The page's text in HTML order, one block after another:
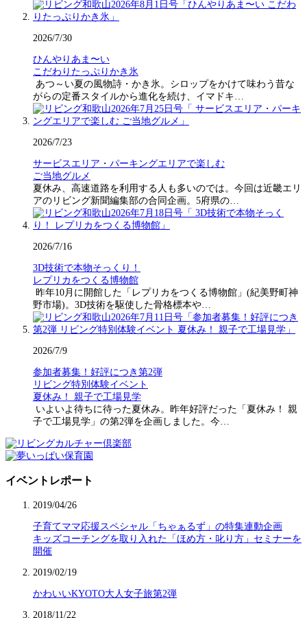
2026/7/30
ひんやりあま〜い
こだわりたっぷりかき氷
あつ～い夏の風物詩・かき氷。シロップをかけて味わう昔な
がらの定番スタイルから進化を続け、イマドキ…
2026/7/23
サービスエリア・パーキングエリアで楽しむ
ご当地グルメ
夏休み、高速道路を利用する人も多いのでは。今回は近畿エリ
アのリビング新聞編集部の合同企画。5府県の…
2026/7/16
3D技術で本物そっくり！
レプリカをつくる博物館
昨年10月に開館した「レプリカをつくる博物館」(紀美野町神
野市場)。3D技術を駆使した骨格標本や…
2026/7/9
参加者募集！好評につき第2弾
リビング特別体験イベント
夏休み！ 親子で工場見学
いよいよ待ちに待った夏休み。昨年好評だった「夏休み！ 親
子で工場見学」の第2弾を企画しました。今…
イベントレポート
2019/04/26
子育てママ応援スペシャル「ちゃぁるず」の特集連動企画
キッズコーチングを取り入れた「ほめ方・叱り方」セミナーを
開催
2019/02/19
かわいいKYOTO大人女子旅第2弾
2018/11/22